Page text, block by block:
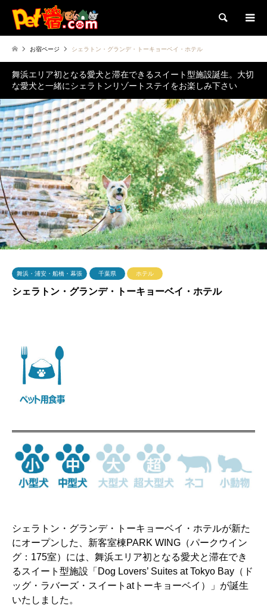
検索
お宿ページ シェラトン・グランデ・トーキョーベイ・ホテル
舞浜エリア初となる愛犬と滞在できるスイート型施設誕生。大切
な愛犬と一緒にシェラトンリゾートステイをお楽しみ下さい
舞浜・浦安・船橋・幕張 千葉県 ホテル
シェラトン・グランデ・トーキョーベイ・ホテル
シェラトン・グランデ・トーキョーベイ・ホテルが新た
にオープンした、新客室棟PARK WING（パークウイン
グ：175室）には、舞浜エリア初となる愛犬と滞在でき
るスイート型施設「Dog Lovers’ Suites at Tokyo Bay（ド
ッグ・ラバーズ・スイートatトーキョーベイ）」が誕生
いたしました。